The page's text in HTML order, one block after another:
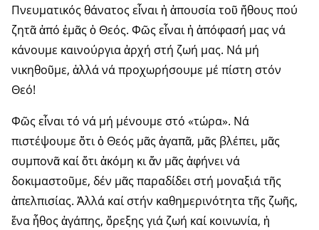
Πνευματικός θάνατος εἶναι ἡ ἀπουσία τοῦ ἤθους πού
ζητᾶ ἀπό ἐμᾶς ὁ Θεός. Φῶς εἶναι ἡ ἀπόφασή μας νά
κάνουμε καινούργια ἀρχή στή ζωή μας. Νά μή
νικηθοῦμε, ἀλλά νά προχωρήσουμε μέ πίστη στόν
Θεό!
Φῶς εἶναι τό νά μή μένουμε στό «τώρα». Νά
πιστέψουμε ὅτι ὁ Θεός μᾶς ἀγαπᾶ, μᾶς βλέπει, μᾶς
συμπονᾶ καί ὅτι ἀκόμη κι ἄν μᾶς ἀφήνει νά
δοκιμαστοῦμε, δέν μᾶς παραδίδει στή μοναξιά τῆς
ἀπελπισίας. Ἀλλά καί στήν καθημερινότητα τῆς ζωῆς,
ἕνα ἦθος ἀγάπης, ὄρεξης γιά ζωή καί κοινωνία, ἡ